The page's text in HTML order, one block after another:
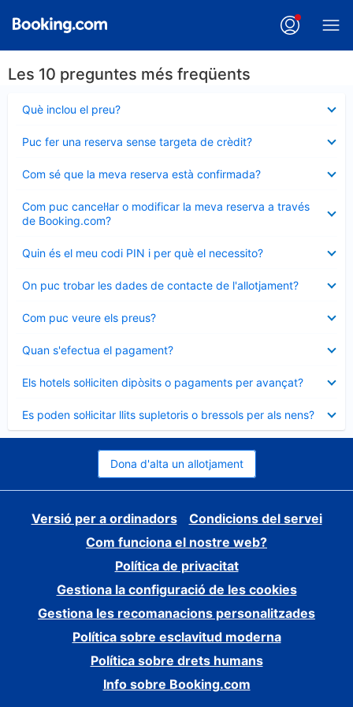
Les 10 preguntes més freqüents
Què inclou el preu?
tancat
Puc fer una reserva sense targeta de crèdit?
tancat
Com sé que la meva reserva està confirmada?
tancat
Com puc cancel·lar o modificar la meva reserva a través
de Booking.com?
tancat
Quin és el meu codi PIN i per què el necessito?
tancat
On puc trobar les dades de contacte de l'allotjament?
tancat
Com puc veure els preus?
tancat
Quan s'efectua el pagament?
tancat
Els hotels sol·liciten dipòsits o pagaments per avançat?
tancat
Es poden sol·licitar llits supletoris o bressols per als nens?
tancat
Dona d'alta un allotjament
Versió per a ordinadors
Condicions del servei
Com funciona el nostre web?
Política de privacitat
Gestiona la configuració de les cookies
Gestiona les recomanacions personalitzades
Política sobre esclavitud moderna
Política sobre drets humans
Info sobre Booking.com